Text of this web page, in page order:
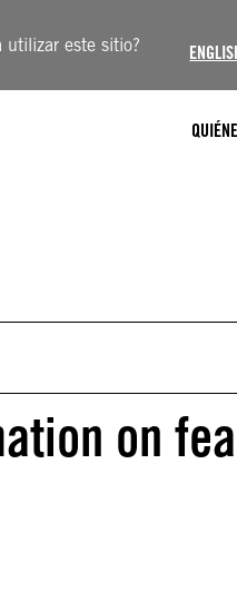
utilizar este sitio?
on